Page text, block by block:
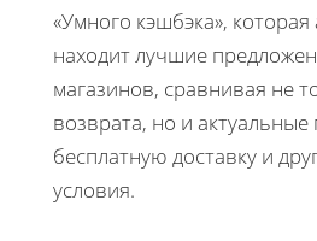
«Умного кэшбэка»,
находит лучшие
магазинов, сравнивая не
возврата, но и
бесплатную доставку и
условия.